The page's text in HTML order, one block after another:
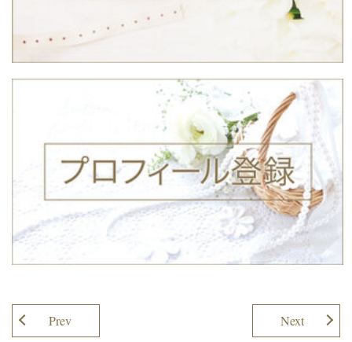
Prev Next